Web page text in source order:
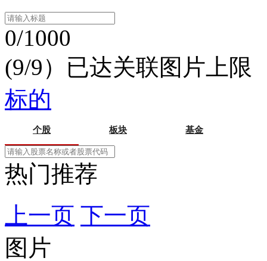
0/1000
(9/9）已达关联图片上限
标的
个股 板块 基金
热门推荐
上一页 下一页
图片